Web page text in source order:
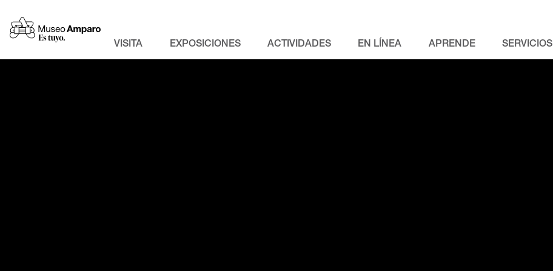
VISITA EXPOSICIONES ACTIVIDADES EN LÍNEA APRENDE SERVICIOS